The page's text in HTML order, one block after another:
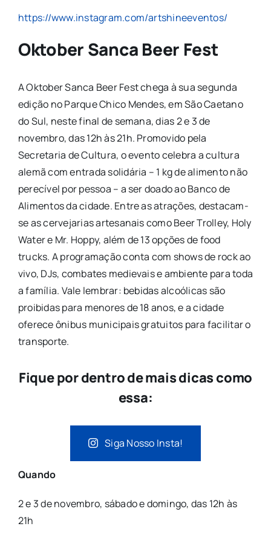
https://www.instagram.com/artshineeventos/
Oktober Sanca Beer Fest
A Oktober Sanca Beer Fest chega à sua segunda
edição no Parque Chico Mendes, em São Caetano
do Sul, neste final de semana, dias 2 e 3 de
novembro, das 12h às 21h. Promovido pela
Secretaria de Cultura, o evento celebra a cultura
alemã com entrada solidária – 1 kg de alimento não
perecível por pessoa – a ser doado ao Banco de
Alimentos da cidade. Entre as atrações, destacam-
se as cervejarias artesanais como Beer Trolley, Holy
Water e Mr. Hoppy, além de 13 opções de food
trucks. A programação conta com shows de rock ao
vivo, DJs, combates medievais e ambiente para toda
a família. Vale lembrar: bebidas alcoólicas são
proibidas para menores de 18 anos, e a cidade
oferece ônibus municipais gratuitos para facilitar o
transporte.
Fique por dentro de mais dicas como
essa:
Siga Nosso Insta!
Quando
2 e 3 de novembro, sábado e domingo, das 12h às
21h